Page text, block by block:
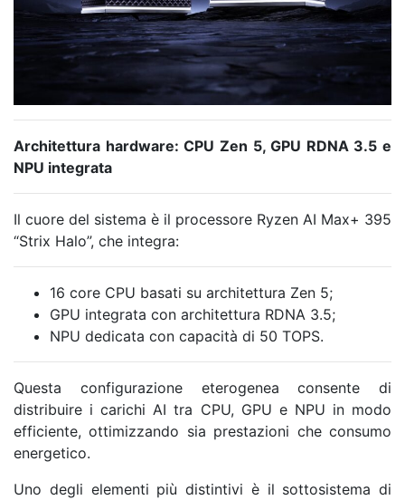
Architettura hardware: CPU Zen 5, GPU RDNA 3.5 e
NPU integrata
Il cuore del sistema è il processore Ryzen AI Max+ 395
“Strix Halo”, che integra:
16 core CPU basati su architettura Zen 5;
GPU integrata con architettura RDNA 3.5;
NPU dedicata con capacità di 50 TOPS.
Questa configurazione eterogenea consente di
distribuire i carichi AI tra CPU, GPU e NPU in modo
efficiente, ottimizzando sia prestazioni che consumo
energetico.
Uno degli elementi più distintivi è il sottosistema di